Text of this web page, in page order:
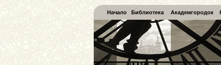
Начало Библиотека Академгородок